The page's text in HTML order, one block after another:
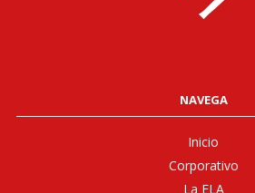
NAVEGA
Inicio
Corporativo
La ELA